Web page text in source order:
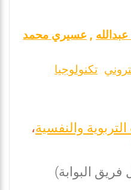
,عسيري محمد
تكنولوجيا
والنفسية،
البوابة)